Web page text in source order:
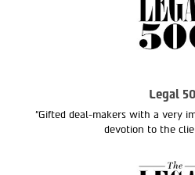
Legal
"Gifted deal-makers with a very
devotion to the